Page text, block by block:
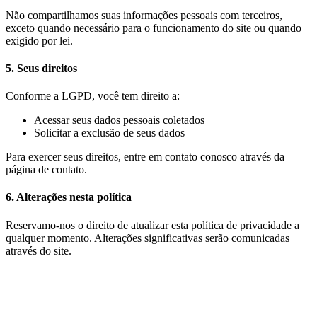
Não compartilhamos suas informações pessoais com terceiros,
exceto quando necessário para o funcionamento do site ou quando
exigido por lei.
5. Seus direitos
Conforme a LGPD, você tem direito a:
Acessar seus dados pessoais coletados
Solicitar a exclusão de seus dados
Para exercer seus direitos, entre em contato conosco através da
página de contato.
6. Alterações nesta política
Reservamo-nos o direito de atualizar esta política de privacidade a
qualquer momento. Alterações significativas serão comunicadas
através do site.